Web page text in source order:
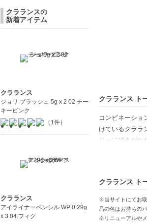
クラランス ト
コンビネーショ
けているクララ
リーに傾きがち
植物由来成分が
さっぱりとした
フルーティフロ
クラランス ト
※当サイトにてお
品の色はお持ちの
※リニューアルや
クラランスの
新着アイテム
クラランス
ジョリ ブラッシュ 5g x 2 02 チー
キーピンク
（1件）
クラランス
アイライナーペンシル WP 0.29g
x 3 04:フィグ